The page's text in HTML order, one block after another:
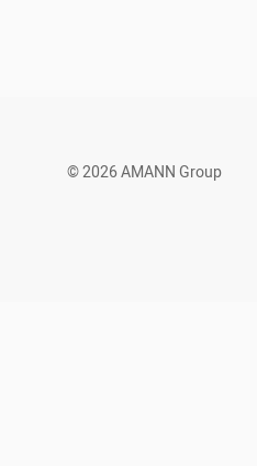
© 2026 AMANN Group